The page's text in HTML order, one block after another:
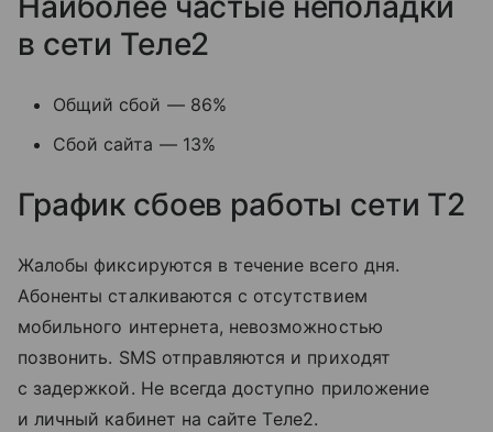
в сети Теле2
Общий сбой — 86%
Сбой сайта — 13%
График сбоев работы сети T2
Жалобы фиксируются в течение всего дня.
Абоненты сталкиваются с отсутствием
мобильного интернета, невозможностью
позвонить. SMS отправляются и приходят
с задержкой. Не всегда доступно приложение
и личный кабинет на сайте Tеле2.